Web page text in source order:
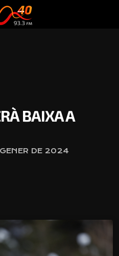
BAIXA A
DE 2024